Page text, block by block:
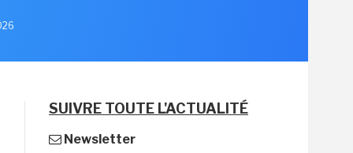
SUIVRE TOUTE L'ACTUALITÉ
Newsletter